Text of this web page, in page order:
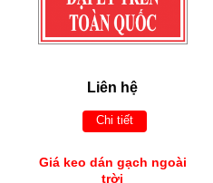
Liên hệ
Chi tiết
Giá keo dán gạch ngoài
trời